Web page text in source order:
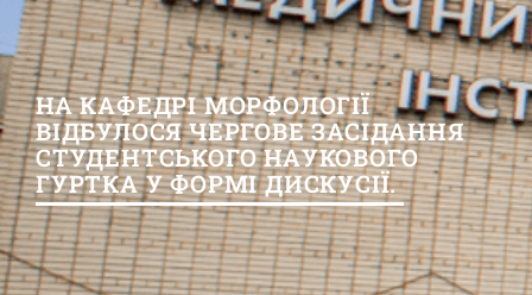
НА КАФЕДРІ МОРФОЛОГІЇ
ВІДБУЛОСЯ ЧЕРГОВЕ ЗАСІДАННЯ
СТУДЕНТСЬКОГО НАУКОВОГО
ГУРТКА У ФОРМІ ДИСКУСІЇ.